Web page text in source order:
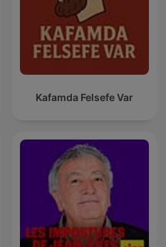
Kafamda Felsefe Var